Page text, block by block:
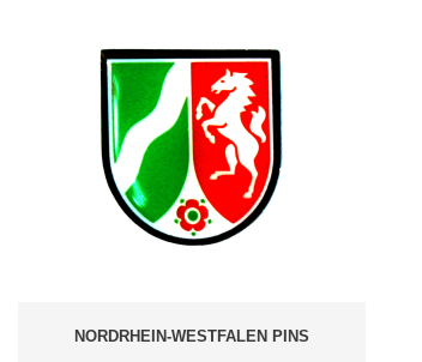
NORDRHEIN-WESTFALEN PINS